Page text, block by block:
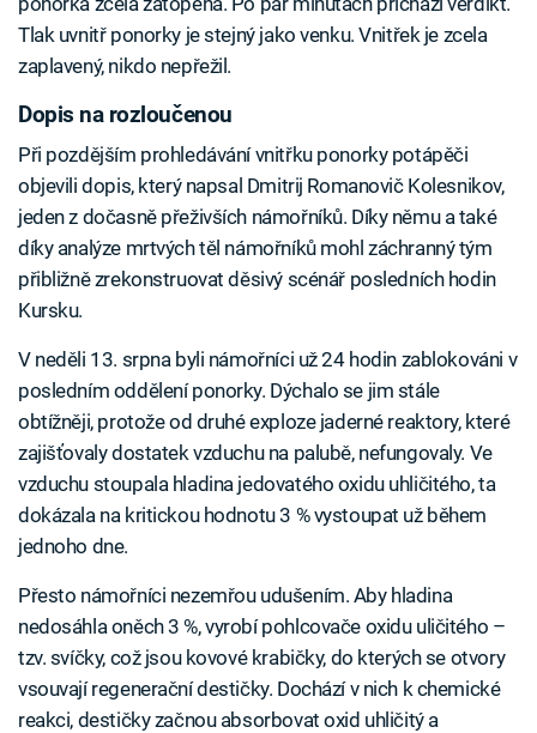
Tlak uvnitř ponorky je stejný jako venku. Vnitřek je zcela
zaplavený, nikdo nepřežil.
Dopis na rozloučenou
Při pozdějším prohledávání vnitřku ponorky potápěči
objevili dopis, který napsal Dmitrij Romanovič Kolesnikov,
jeden z dočasně přeživších námořníků. Díky němu a také
díky analýze mrtvých těl námořníků mohl záchranný tým
přibližně zrekonstruovat děsivý scénář posledních hodin
Kursku.
V neděli 13. srpna byli námořníci už 24 hodin zablokováni v
posledním oddělení ponorky. Dýchalo se jim stále
obtížněji, protože od druhé exploze jaderné reaktory, které
zajišťovaly dostatek vzduchu na palubě, nefungovaly. Ve
vzduchu stoupala hladina jedovatého oxidu uhličitého, ta
dokázala na kritickou hodnotu 3 % vystoupat už během
jednoho dne.
Přesto námořníci nezemřou udušením. Aby hladina
nedosáhla oněch 3 %, vyrobí pohlcovače oxidu uličitého –
tzv. svíčky, což jsou kovové krabičky, do kterých se otvory
vsouvají regenerační destičky. Dochází v nich k chemické
reakci, destičky začnou absorbovat oxid uhličitý a